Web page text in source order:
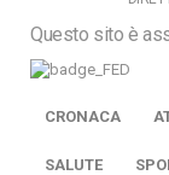
Questo sito è
CRONACA
SALUTE